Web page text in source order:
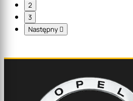
2
3
Następny 